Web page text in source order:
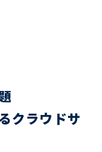
クラウドサ